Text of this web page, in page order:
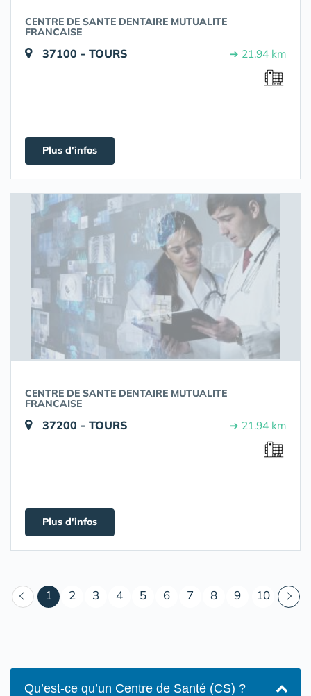
CENTRE DE SANTE DENTAIRE MUTUALITE
FRANCAISE
37100 - TOURS ➔ 21.94 km
Plus d'infos
CENTRE DE SANTE DENTAIRE MUTUALITE
FRANCAISE
37200 - TOURS ➔ 21.94 km
Plus d'infos
1 (courant)
2 3 4 5 6 7 8 9 10
Qu’est-ce qu’un Centre de Santé (CS) ?